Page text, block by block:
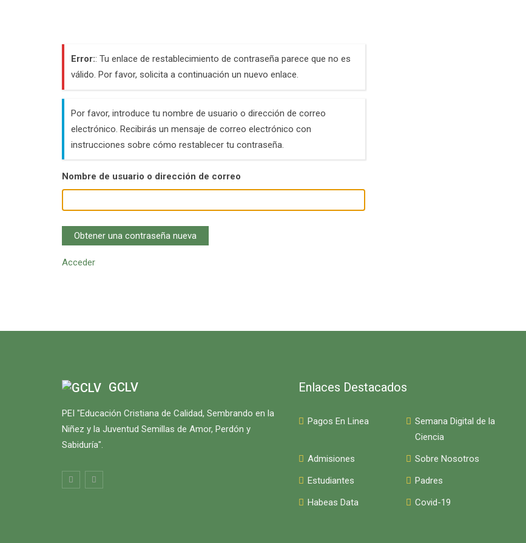
Error:: Tu enlace de restablecimiento de contraseña parece que no es
válido. Por favor, solicita a continuación un nuevo enlace.
Por favor, introduce tu nombre de usuario o dirección de correo
electrónico. Recibirás un mensaje de correo electrónico con
instrucciones sobre cómo restablecer tu contraseña.
Nombre de usuario o dirección de correo
Obtener una contraseña nueva
Acceder
GCLV
PEI "Educación Cristiana de Calidad, Sembrando en la
Niñez y la Juventud Semillas de Amor, Perdón y
Sabiduría".
Enlaces Destacados
Pagos En Linea
Semana Digital de la
Ciencia
Admisiones
Sobre Nosotros
Estudiantes
Padres
Habeas Data
Covid-19